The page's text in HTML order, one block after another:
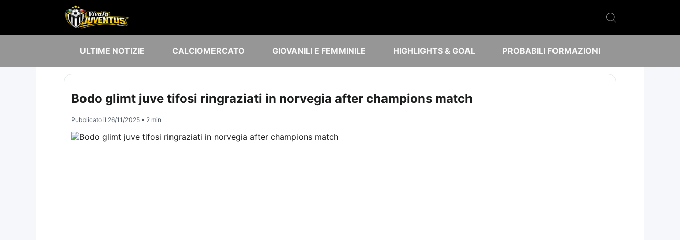
ULTIME NOTIZIE CALCIOMERCATO GIOVANILI E FEMMINILE HIGHLIGHTS & GOAL PROBABILI FORMAZIONI
Bodo glimt juve tifosi ringraziati in norvegia after champions match
Pubblicato il 26/11/2025• 2 min